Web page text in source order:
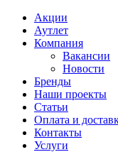
Акции
Аутлет
Компания
Вакансии
Новости
Бренды
Наши проекты
Статьи
Оплата и
Контакты
Услуги